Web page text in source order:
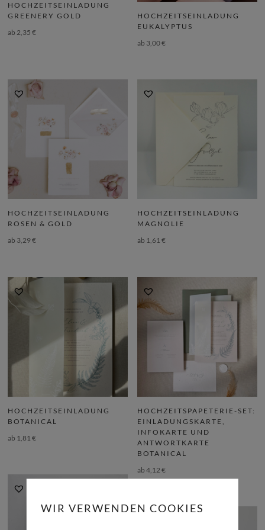
HOCHZEITSEINLADUNG
GREENERY GOLD
ab 2,35€
HOCHZEITSEINLADUNG
EUKALYPTUS
ab 3,00€
HOCHZEITSEINLADUNG
ROSEN & GOLD
ab 3,29€
HOCHZEITSEINLADUNG
MAGNOLIE
ab 1,61€
HOCHZEITSEINLADUNG
BOTANICAL
ab 1,81€
HOCHZEITSPAPETERIE-SET:
EINLADUNGSKARTE,
INFOKARTE UND
ANTWORTKARTE
BOTANICAL
ab4,12€
WIR VERWENDEN COOKIES